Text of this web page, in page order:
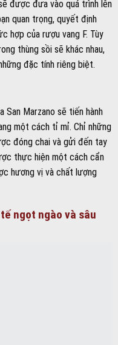
thực hiện một cách cẩn
hương vị và chất lượng
ngọt ngào và sâu